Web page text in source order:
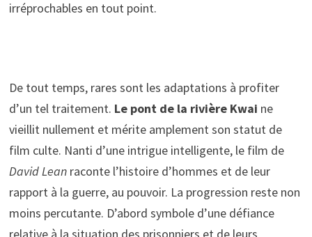
irréprochables en tout point.
De tout temps, rares sont les adaptations à profiter
d’un tel traitement. Le pont de la rivière Kwai ne
vieillit nullement et mérite amplement son statut de
film culte. Nanti d’une intrigue intelligente, le film de
David Leanraconte l’histoire d’hommes et de leur
rapport à la guerre, au pouvoir. La progression reste non
moins percutante. D’abord symbole d’une défiance